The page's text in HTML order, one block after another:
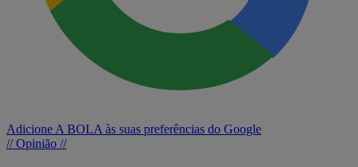
Adicione A BOLA às suas preferências do Google
// Opinião //